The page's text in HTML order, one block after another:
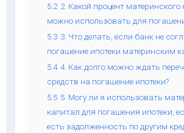
5.2 2. Какой процент материнского
можно использовать для
5.3 3. Что делать, если банк не
погашение ипотеки материнским
5.4 4. Как долго можно ждать
средств на погашение ипотеки?
5.5 5. Могу ли я использовать
капитал для погашения ипотеки,
есть задолженность по другим